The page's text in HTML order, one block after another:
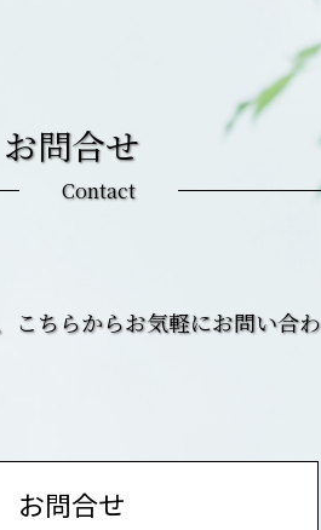
お問合せ
Contact
ちらからお気軽にお問い合わ
お問合せ